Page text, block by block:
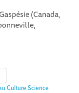
(Canada,
Culture Science